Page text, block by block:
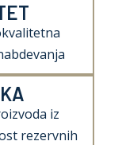
iz
rezervnih